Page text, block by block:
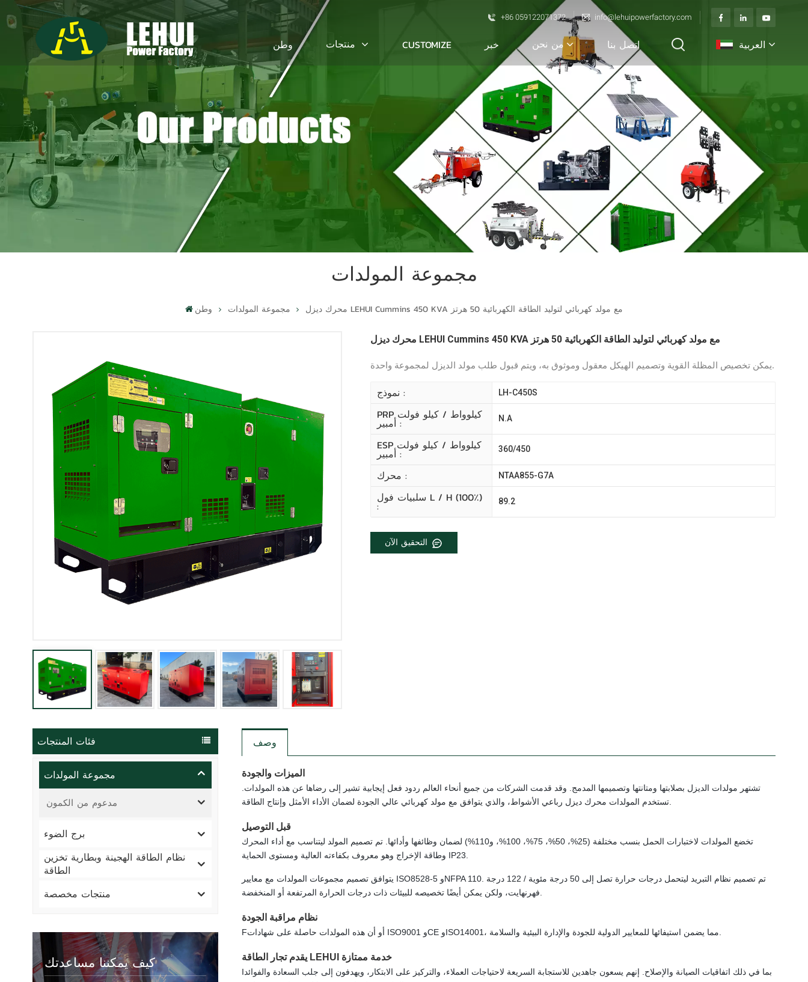
+86 059122071372 info@lehuipowerfactory.com
وطن CUSTOMIZE خبر من نحن اتصل بنا العربية
English
français
Deutsch
italiano
русский
español
Indonesia
مجموعة المولدات
وطن مجموعة المولدات محرك ديزل LEHUI Cummins 450 KVA مع مولد كهربائي لتوليد الطاقة الكهربائية 50 هرتز
محرك ديزل LEHUI Cummins 450 KVA مع مولد كهربائي لتوليد الطاقة الكهربائية 50 هرتز
يمكن تخصيص المظلة القوية وتصميم الهيكل معقول وموثوق به، ويتم قبول طلب مولد الديزل لمجموعة واحدة.
نموذج : LH-C450S
PRP كيلوواط / كيلو فولت
أمبير : N.A
ESP كيلوواط / كيلو فولت
أمبير : 360/450
محرك : NTAA855-G7A
سلبيات فول L / H (100٪)
: 89.2
فئات المنتجات
مجموعة المولدات
مدعوم من الكمون
برج الضوء
نظام الطاقة الهجينة وبطارية تخزين
الطاقة
منتجات مخصصة
كيف يمكننا مساعدتك
وصف
الميزات والجودة
تشتهر مولدات الديزل بصلابتها ومتانتها وتصميمها المدمج. وقد قدمت الشركات من جميع أنحاء العالم ردود فعل إيجابية تشير إلى رضاها عن هذه المولدات.
قبل التوصيل
تخضع المولدات لاختبارات الحمل بنسب مختلفة (25%، 50%، 75%، 100%، و110%) لضمان وظائفها وأدائها. تم تصميم المولد ليتناسب مع أداء المحرك
وطاقة الإخراج وهو معروف بكفاءته العالية ومستوى الحماية IP23.
يتوافق تصميم مجموعات المولدات مع معايير ISO8528-5 وNFPA 110. تم تصميم نظام التبريد ليتحمل درجات حرارة تصل إلى 50 درجة مئوية / 122 درجة
نظام مراقبة الجودة
F
يقدم تجار الطاقة LEHUI خدمة ممتازة
Iبما في ذلك اتفاقيات الصيانة والإصلاح. إنهم يسعون جاهدين للاستجابة السريعة لاحتياجات العملاء، والتركيز على الابتكار، ويهدفون إلى جلب السعادة والفوائد